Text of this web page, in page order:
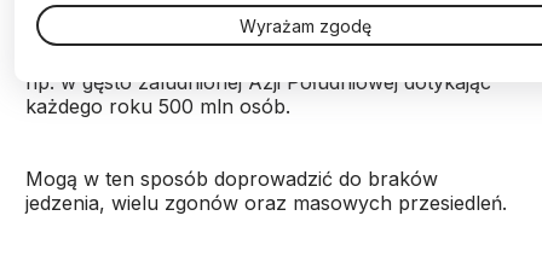
przed wysokimi temperaturami, które mogą nieść
katastrofalne skutki. Jeśli się im nie zapobiegnie, fale
np. w gęsto zaludnionej Azji Południowej dotykając
każdego roku 500 mln osób.
Mogą w ten sposób doprowadzić do braków
jedzenia, wielu zgonów oraz masowych przesiedleń.
Wyrażam zgodę